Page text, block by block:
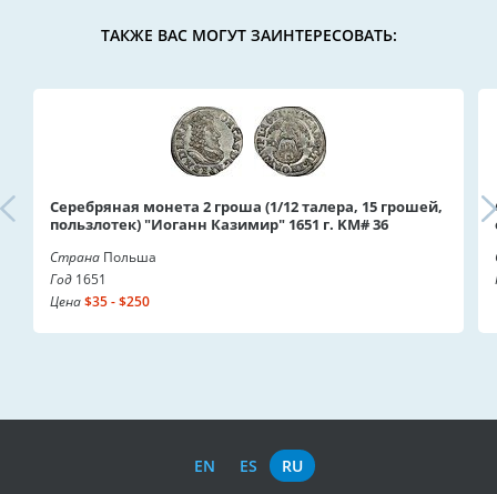
ТАКЖЕ ВАС МОГУТ ЗАИНТЕРЕСОВАТЬ:
Серебряная монета 2 гроша (1/12 талера, 15 грошей,
пользлотек) "Иоганн Казимир" 1651 г. KM# 36
Страна Польша
Год 1651
Цена$35 - $250
EN ES RU